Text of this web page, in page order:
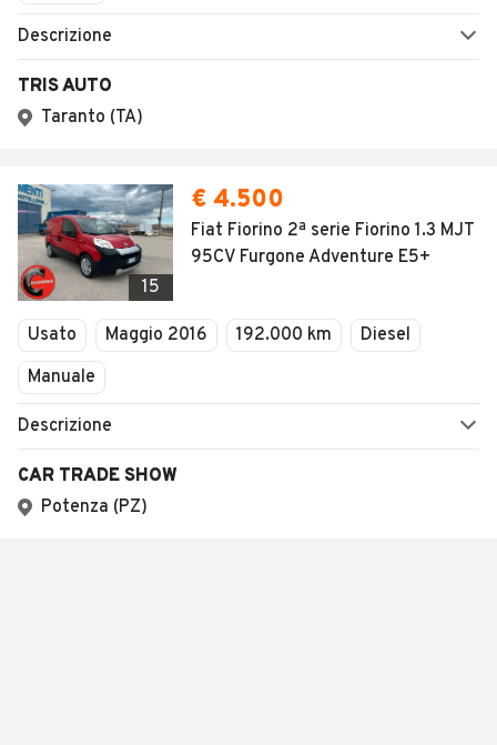
Descrizione
TRIS AUTO
Taranto (TA)
15
€ 4.500
Fiat Fiorino 2ª serie Fiorino 1.3 MJT
95CV ​​Furgone Adventure E5+
Usato Maggio 2016 192.000 km
Diesel
Manuale
Descrizione
CAR TRADE SHOW
Potenza (PZ)